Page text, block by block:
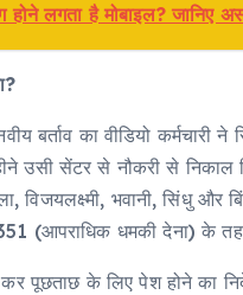
हैंग होने लगता है मोबाइल?
बर्ताव का वीडियो कर्मचारी ने
उसी सेंटर से नौकरी से निकाल
विजयलक्ष्मी, भवानी, सिंधु और
(आपराधिक धमकी देना) के
पूछताछ के लिए पेश होने का